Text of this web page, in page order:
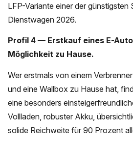
LFP-Variante einer der günstigsten
Dienstwagen 2026.
Profil 4 — Erstkauf eines E-
Möglichkeit zu Hause.
Wer erstmals von einem
und eine Wallbox zu Hause hat,
eine besonders
Vollladen, robuster Akku,
solide Reichweite für 90 Prozent